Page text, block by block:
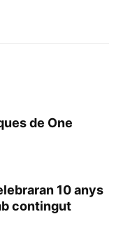
de One
10 anys
contingut